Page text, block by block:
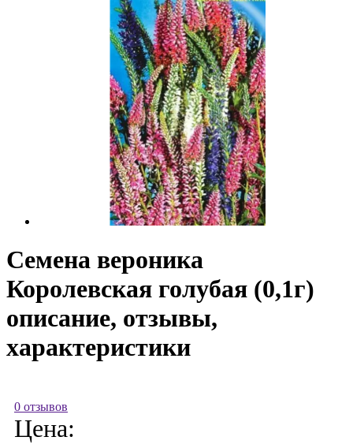
Семена вероника
Королевская голубая (0,1г)
описание, отзывы,
характеристики
0 отзывов
Цена: